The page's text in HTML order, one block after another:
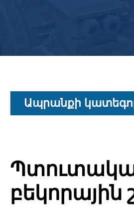
Ապրանքի
բեկորային